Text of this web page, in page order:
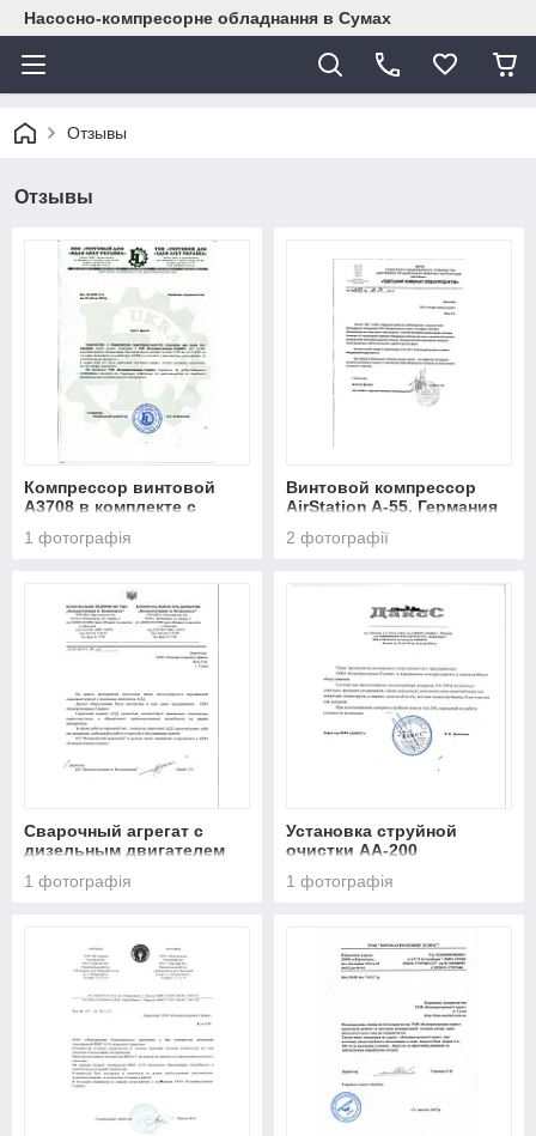
Насосно-компресорне обладнання в Сумах
Отзывы
Отзывы
Компрессор винтовой
А3708 в комплекте с
воздуха
1 фотографія
Винтовой компрессор
AirStation A-55, Германия
2 фотографії
Сварочный агрегат с
дизельным двигателем
1 фотографія
Установка струйной
очистки АА-200
1 фотографія